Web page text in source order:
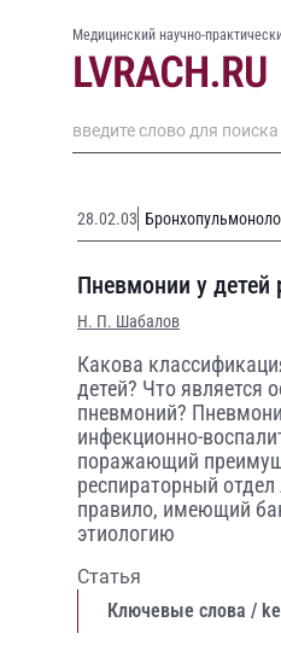
Медицинский научно-
28.02.03
Пневмонии у детей
Н. П. Шабалов
Какова
детей? Что является
пневмоний?
инфекционно-
поражающий
респираторный
правило, имеющий
этиологию
Статья
Ключевые слова /